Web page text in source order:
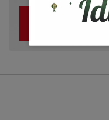
Nasabah
Midtou